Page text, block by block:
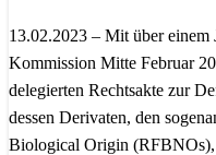
13.02.2023 – Mit über einem
Kommission Mitte Februar
delegierten Rechtsakte zur
dessen Derivaten, den
Biological Origin